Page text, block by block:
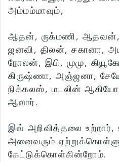
அம்மம்மாவும்,
ஆதன், ருக்மணி,
ஜனவி, திலன், சகானா,
நோலன், இபி, முமு,
கிருஷ்ணா, அஞ்ஜனா,
நிக்கலஸ், மடலின்
ஆவார்.
இவ் அறிவித்தலை
அனைவரும்
கேட்டுக்கொள்கின்றோம்.